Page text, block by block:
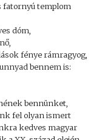
fatornyú templom
dóm,
fénye rámragyog,
bennem is:
bennünket,
fel olyan ismert
kedves magyar